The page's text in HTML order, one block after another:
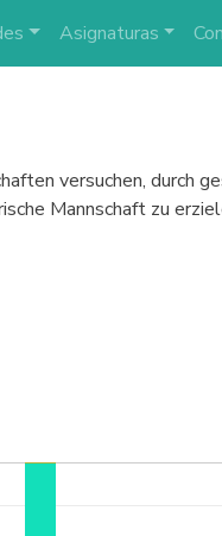
Asignaturas
versuchen, durch
Mannschaft zu